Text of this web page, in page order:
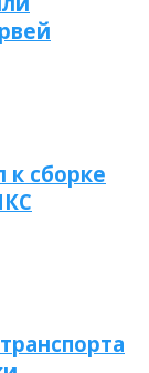
к сборке